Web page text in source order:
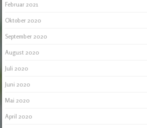
Februar 2021
Oktober 2020
September 2020
August 2020
Juli 2020
Juni 2020
Mai 2020
April 2020